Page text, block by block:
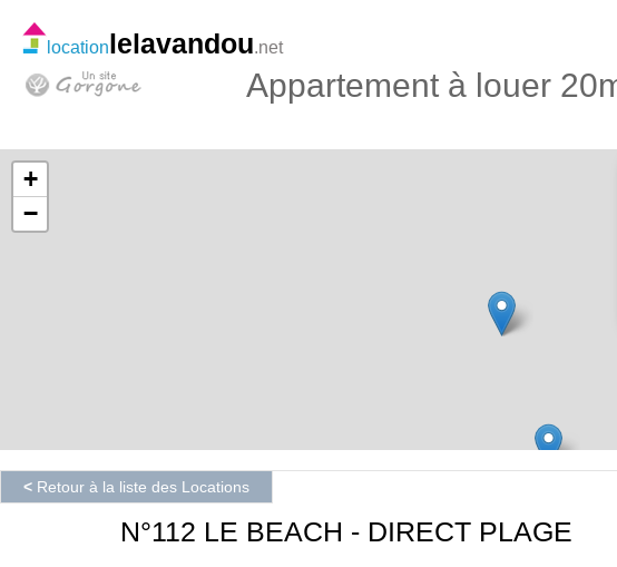
Appartement à louer
locationlelavandou.net
+
−
< Retour à la liste des Locations
N°112 LE BEACH - DIRECT PLAGE